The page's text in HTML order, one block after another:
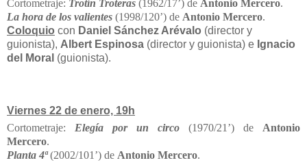
Cortometraje: Trotín Troteras (1962/17’) de Antonio Mercero.
La hora de los valientes (1998/120’) de Antonio Mercero.
Coloquio con Daniel Sánchez Arévalo (director y
guionista), Albert Espinosa (director y guionista) e Ignacio
del Moral (guionista).
Viernes 22 de enero, 19h
Cortometraje: Elegía por un circo (1970/21’) de Antonio
Mercero.
Planta 4ª(2002/101’) de Antonio Mercero.